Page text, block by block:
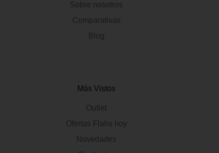
Sobre nosotros
Comparativas
Blog
Más Vistos
Outlet
Ofertas Flahs hoy
Novedades